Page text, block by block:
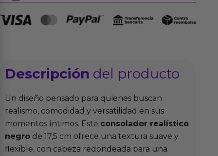
Descripción del producto
Un diseño pensado para quienes buscan
realismo, comodidad y versatilidad en sus
momentos íntimos. Este consolador realístico
negro de 17,5 cm ofrece una textura suave y
flexible, con cabeza redondeada para una